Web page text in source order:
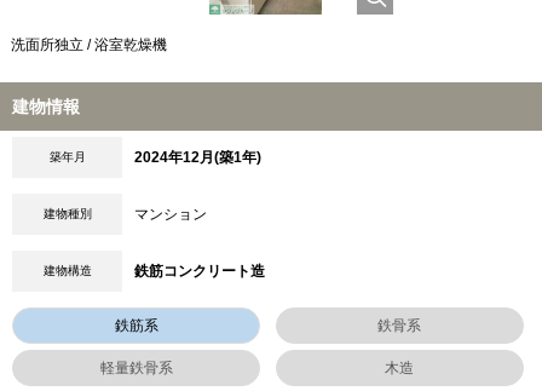
洗面所独立 / 浴室乾燥機
建物情報
築年月 2024年12月(築1年)
建物種別 マンション
建物構造 鉄筋コンクリート造
鉄筋系 鉄骨系
軽量鉄骨系 木造